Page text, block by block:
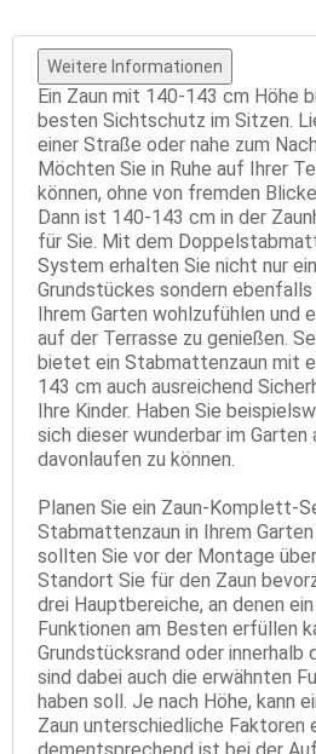
Weitere Informationen
Ein Zaun mit 140-143 cm Höhe
besten Sichtschutz im Sitzen.
einer Straße oder nahe zum
Möchten Sie in Ruhe auf Ihrer
können, ohne von fremden
Dann ist 140-143 cm in der
für Sie. Mit dem
System erhalten Sie nicht nur
Grundstückes sondern
Ihrem Garten wohlzufühlen und
auf der Terrasse zu genießen.
bietet ein Stabmattenzaun mit
143 cm auch ausreichend
Ihre Kinder. Haben Sie
sich dieser wunderbar im Garten
davonlaufen zu können.
Planen Sie ein Zaun-Komplett-
Stabmattenzaun in Ihrem
sollten Sie vor der Montage
Standort Sie für den Zaun
drei Hauptbereiche, an denen
Funktionen am Besten erfüllen
Grundstücksrand oder innerhalb
sind dabei auch die erwähnten
haben soll. Je nach Höhe, kann
Zaun unterschiedliche Faktoren